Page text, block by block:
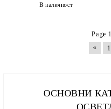
В наличност
Page
«
1
ОСНОВНИ